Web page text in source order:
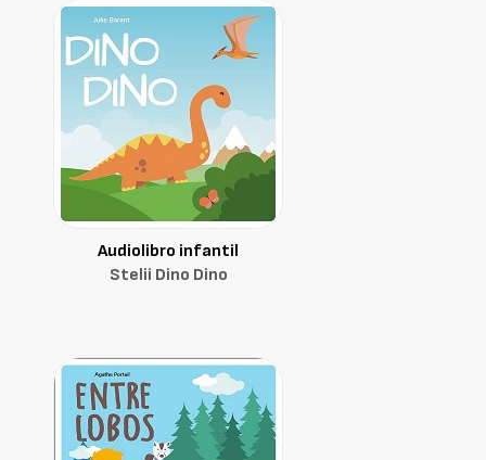
Audiolibro infantil
Stelii Dino Dino